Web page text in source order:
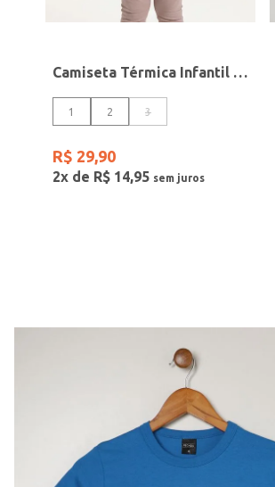
Camiseta Térmica Infantil Para Menina - BRANCO
1 2 3
R$ 29,90
2x de R$ 14,95